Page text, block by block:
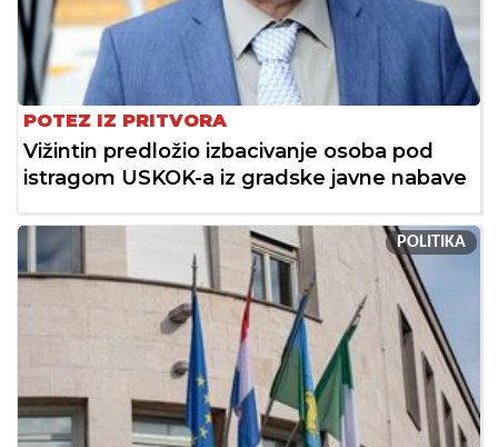
POTEZ IZ PRITVORA
Vižintin predložio izbacivanje osoba pod
istragom USKOK-a iz gradske javne nabave
POLITIKA